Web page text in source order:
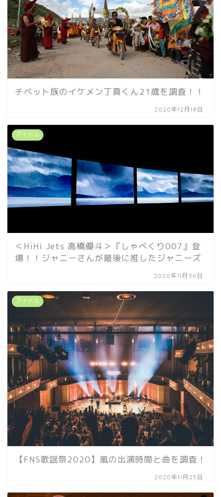
チベット族のイケメン丁真くん21歳を調査！！
2020年12月18日
アイドル
＜HiHi Jets 高橋優斗＞『しゃべくり007』登
場！！ジャニーさんが最後に推したジャニーズ
2020年11月30日
アイドル
【FNS歌謡祭2020】嵐の出演時間と曲を調査！
2020年11月25日